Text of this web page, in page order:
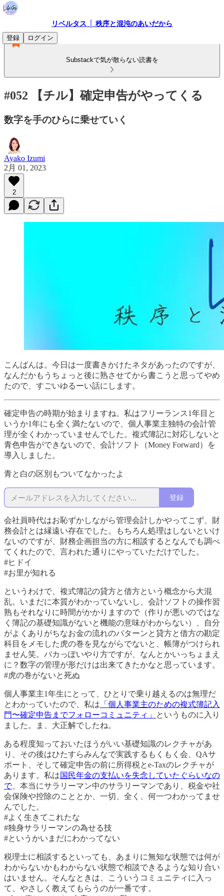
リベルタス │ 秩序と混沌のあいだから
登録
ログイン
Substackで気が散らない読書を
#052 【チル】確定申告がやってくる
数字を手のひらに乗せていく
Ayako Izumi
2月 01, 2023
2
こんばんは。今日は一度書きかけたネタがあったのですが、
なんだかもうちょっと後に熟させてから書こうと思ってやめ
たので、すごいゆるーい話にします。
確定申告の時期が始まりますね。私はフリーランス1年目と
いうか1年にも全く満たないので、個人事業主独特の会計管
理が全くわかっていませんでした。複式簿記に対応しないと
青色申告ができないので、会計ソフト（Money Forward）を
導入しました。
青と白の区別もついてなかったよ
登録
会社員時代はお恥ずかしながら管理会計しかやってこず、財
務会計とは縁遠い存在でした。もちろん処理はしないといけ
ないのですが、財務企画担当の方に相談するとなんでも調べ
てくれたので、言われた通りにやっていただけでした。
#ヒドイ
#お里が知れる
というわけで、複式簿記の貸方と借方という概念から大混
乱。いまだに本質がわかっていないし、会計ソフトの操作習
熟もそれなりに時間がかかりますので（作りが悪いのではな
く簿記の基礎知識がないと機能の意味がわからない）、自分
がよくありがちなお金の流れのパターンと貸方と借方の勘定
科目をメモした虎の巻を見ながらでないと、帳簿がつけられ
ません笑。バカっぽいやり方ですが、なんとかいっちょまえ
に？数字の管理が形だけは出来てきたかなと思っています。
#虎の巻がないと死ぬ
個人事業主1年生にとって、ひとりで乗り越えるのは無理だ
とわかっていたので、私は 「個人事業主のための複式簿記入
門〜確定申告までフォローコミュニティ」
というものに入り
ました。ま、大正解でしたね。
ある程度知っておいたほうがいい基礎知識のレクチャがあ
り、その後はひたすらみんなで実践するもくもく会、QAサ
ポート、そして確定申告の前に所得税とe-Taxのレクチャが
あります。私は国民年金の支払いを失念していたぐらいなの
で、本当にサラリーマン中のサラリーマンであり、税金や社
会保険や控除のこととか、一切、全く、何一つわかってませ
んでした。
#よく生きてこれたな
#独身サラリーマンの為せる技
#というかいまだにわかってない
税理士に相談するといっても、あまりに無知な状態では何が
わからないかもわからない状態で相談できるような知り合い
はいません。そんなときは、こういうコミュニティに入っ
て、やさしく教えてもらうのが一番です。